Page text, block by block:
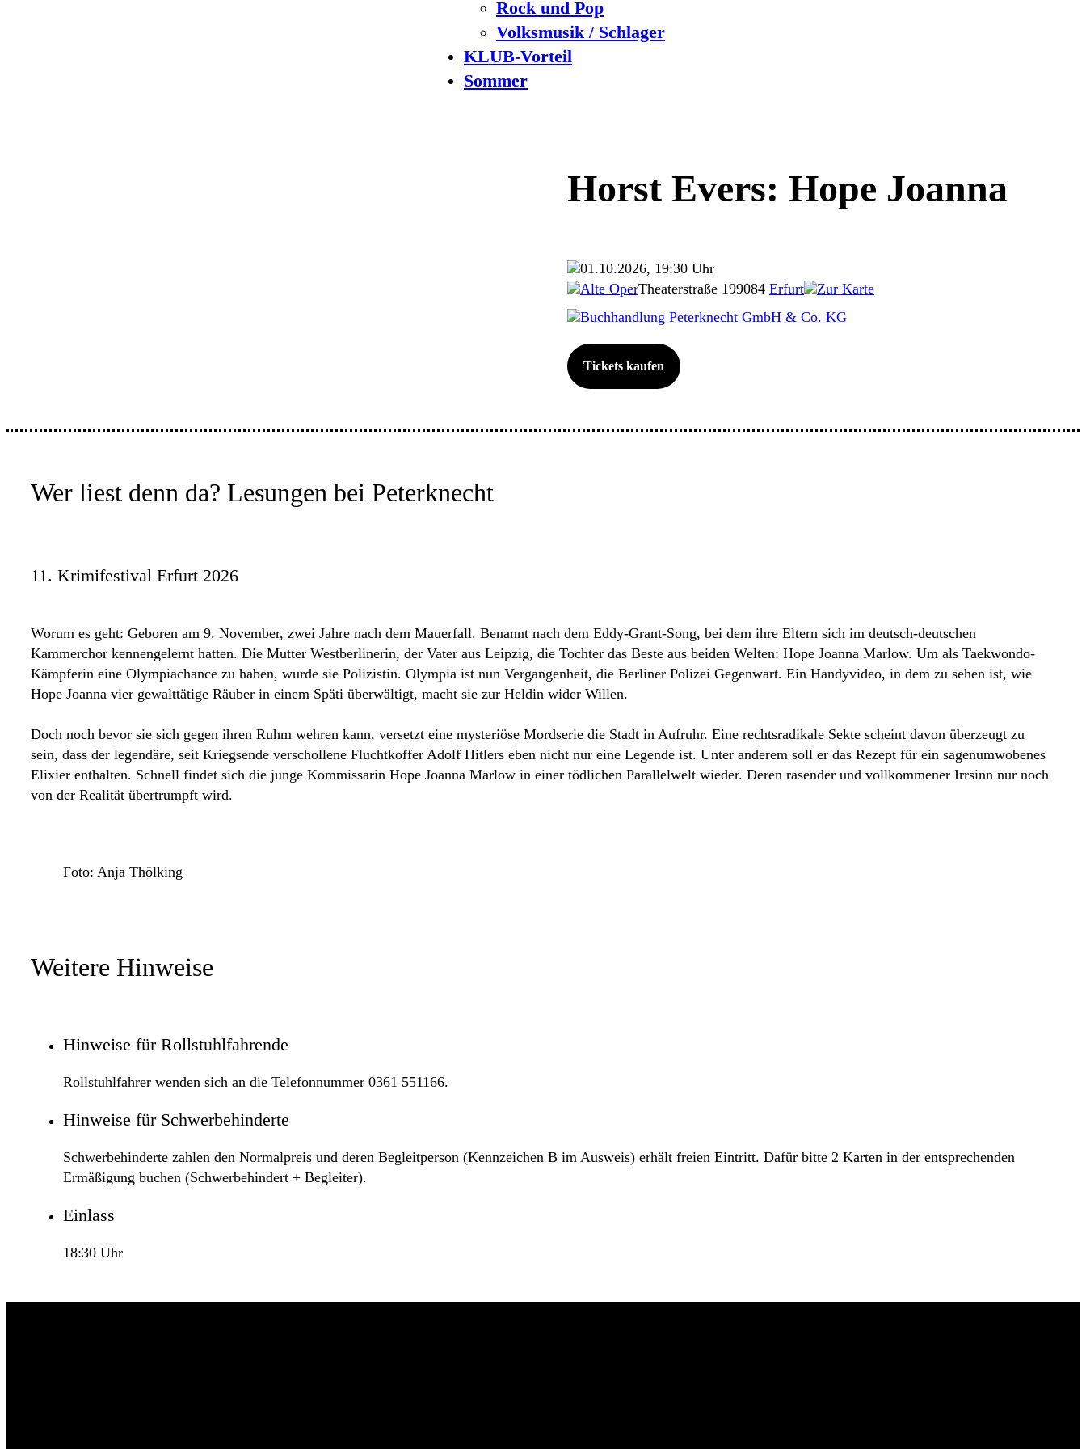
Rock und Pop
Volksmusik / Schlager
KLUB-Vorteil
Sommer
Horst Evers: Hope Joanna
01.10.2026, 19:30 Uhr
Alte OperTheaterstraße 199084 Erfurt
Zur Karte
Buchhandlung Peterknecht GmbH & Co. KG
Tickets kaufen
Wer liest denn da? Lesungen bei Peterknecht
11. Krimifestival Erfurt 2026
Worum es geht: Geboren am 9. November, zwei Jahre nach dem Mauerfall. Benannt nach dem Eddy-Grant-Song, bei dem ihre Eltern sich im deutsch-deutschen
Kammerchor kennengelernt hatten. Die Mutter Westberlinerin, der Vater aus Leipzig, die Tochter das Beste aus beiden Welten: Hope Joanna Marlow. Um als Taekwondo-
Kämpferin eine Olympiachance zu haben, wurde sie Polizistin. Olympia ist nun Vergangenheit, die Berliner Polizei Gegenwart. Ein Handyvideo, in dem zu sehen ist, wie
Hope Joanna vier gewalttätige Räuber in einem Späti überwältigt, macht sie zur Heldin wider Willen.
Doch noch bevor sie sich gegen ihren Ruhm wehren kann, versetzt eine mysteriöse Mordserie die Stadt in Aufruhr. Eine rechtsradikale Sekte scheint davon überzeugt zu
sein, dass der legendäre, seit Kriegsende verschollene Fluchtkoffer Adolf Hitlers eben nicht nur eine Legende ist. Unter anderem soll er das Rezept für ein sagenumwobenes
Elixier enthalten. Schnell findet sich die junge Kommissarin Hope Joanna Marlow in einer tödlichen Parallelwelt wieder. Deren rasender und vollkommener Irrsinn nur noch
von der Realität übertrumpft wird.
Foto: Anja Thölking
Weitere Hinweise
Hinweise für Rollstuhlfahrende
Rollstuhlfahrer wenden sich an die Telefonnummer 0361 551166.
Hinweise für Schwerbehinderte
Schwerbehinderte zahlen den Normalpreis und deren Begleitperson (Kennzeichen B im Ausweis) erhält freien Eintritt. Dafür bitte 2 Karten in der entsprechenden
Ermäßigung buchen (Schwerbehindert + Begleiter).
Einlass
18:30 Uhr